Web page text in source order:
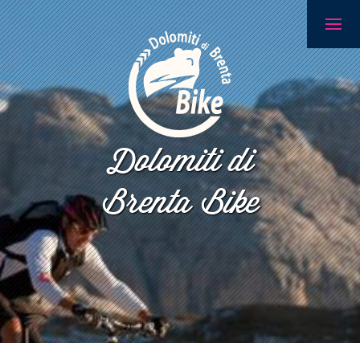
Dolomiti di
Brenta Bike